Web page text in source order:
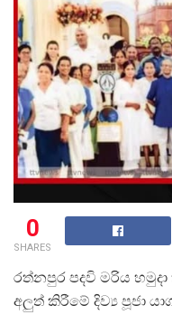
0
SHARES
රත්නපුර පදවි මරිය
අලුත් කිරීමේ දිව් ය පූජා